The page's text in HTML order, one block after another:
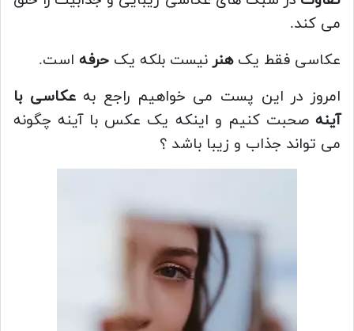
می کند.
عکاسی فقط یکهنر نیست بلکه یک حرفه است.
امروز در این پست می خواهیم راجع بهعکاسی با
آینه صحبت کنیم و اینکه یک عکس با آینه چگونه
می تواند جذاب و زیبا باشد ؟